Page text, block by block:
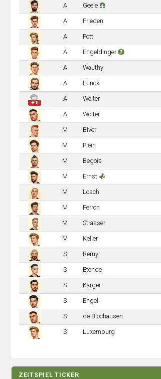
A Geele
A Frieden
A Pott
A Engeldinger
A Wauthy
A Funck
✚ 3
A Wolter
A Wolter
M Biver
M Plein
M Begois
M Ernst
M Losch
M Ferron
M Strasser
M Keller
S Remy
S Etonde
S Karger
S Engel
S de Blochausen
S Luxemburg
ZEITSPIEL TICKER